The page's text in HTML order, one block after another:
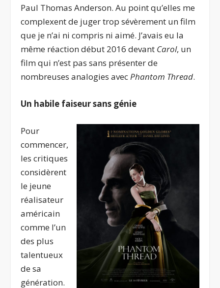
Paul Thomas Anderson. Au point qu’elles me
complexent de juger trop sévèrement un film
que je n’ai ni compris ni aimé. J’avais eu la
même réaction début 2016 devant Carol, un
film qui n’est pas sans présenter de
nombreuses analogies avec Phantom Thread.
Un habile faiseur sans génie
Pour
commencer,
les critiques
considèrent
le jeune
réalisateur
américain
comme l’un
des plus
talentueux
de sa
génération.